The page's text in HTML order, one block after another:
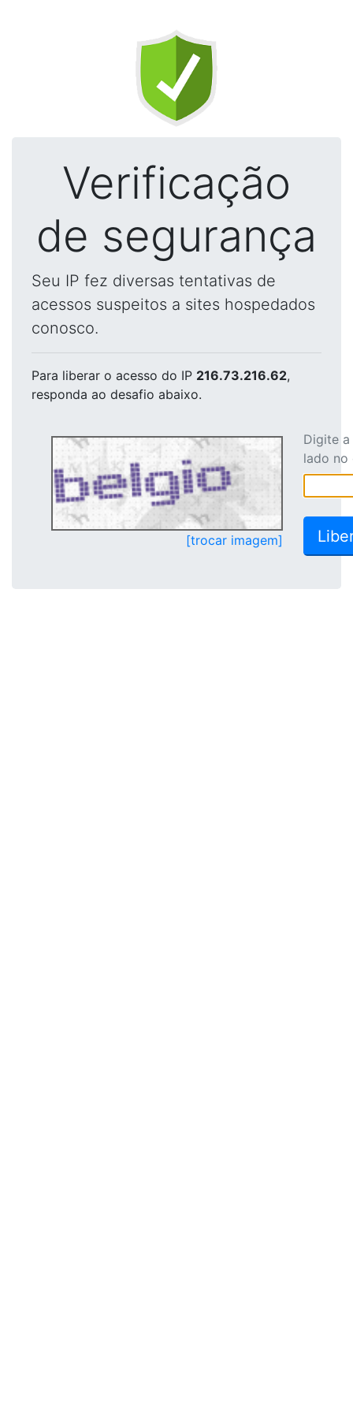
Verificação
de segurança
Seu IP fez diversas tentativas de
acessos suspeitos a sites hospedados
conosco.
Para liberar o acesso do IP 216.73.216.62,
responda ao desafio abaixo.
[trocar imagem]
Digite
lado no